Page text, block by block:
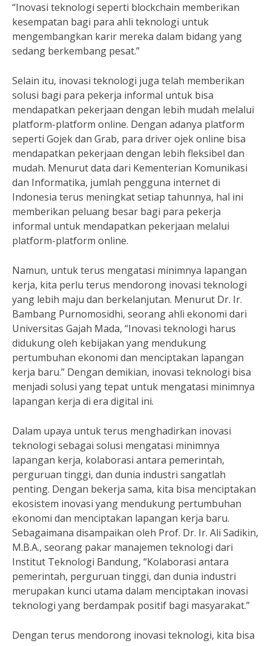
“Inovasi teknologi seperti blockchain memberikan
kesempatan bagi para ahli teknologi untuk
mengembangkan karir mereka dalam bidang yang
sedang berkembang pesat.”
Selain itu, inovasi teknologi juga telah memberikan
solusi bagi para pekerja informal untuk bisa
mendapatkan pekerjaan dengan lebih mudah melalui
platform-platform online. Dengan adanya platform
seperti Gojek dan Grab, para driver ojek online bisa
mendapatkan pekerjaan dengan lebih fleksibel dan
mudah. Menurut data dari Kementerian Komunikasi
dan Informatika, jumlah pengguna internet di
Indonesia terus meningkat setiap tahunnya, hal ini
memberikan peluang besar bagi para pekerja
informal untuk mendapatkan pekerjaan melalui
platform-platform online.
Namun, untuk terus mengatasi minimnya lapangan
kerja, kita perlu terus mendorong inovasi teknologi
yang lebih maju dan berkelanjutan. Menurut Dr. Ir.
Bambang Purnomosidhi, seorang ahli ekonomi dari
Universitas Gajah Mada, “Inovasi teknologi harus
didukung oleh kebijakan yang mendukung
pertumbuhan ekonomi dan menciptakan lapangan
kerja baru.” Dengan demikian, inovasi teknologi bisa
menjadi solusi yang tepat untuk mengatasi minimnya
lapangan kerja di era digital ini.
Dalam upaya untuk terus menghadirkan inovasi
teknologi sebagai solusi mengatasi minimnya
lapangan kerja, kolaborasi antara pemerintah,
perguruan tinggi, dan dunia industri sangatlah
penting. Dengan bekerja sama, kita bisa menciptakan
ekosistem inovasi yang mendukung pertumbuhan
ekonomi dan menciptakan lapangan kerja baru.
Sebagaimana disampaikan oleh Prof. Dr. Ir. Ali Sadikin,
M.B.A., seorang pakar manajemen teknologi dari
Institut Teknologi Bandung, “Kolaborasi antara
pemerintah, perguruan tinggi, dan dunia industri
merupakan kunci utama dalam menciptakan inovasi
teknologi yang berdampak positif bagi masyarakat.”
Dengan terus mendorong inovasi teknologi, kita bisa